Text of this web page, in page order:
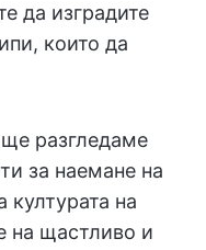
да изградите
които да
разгледаме
за наемане на
културата на
на щастливо и